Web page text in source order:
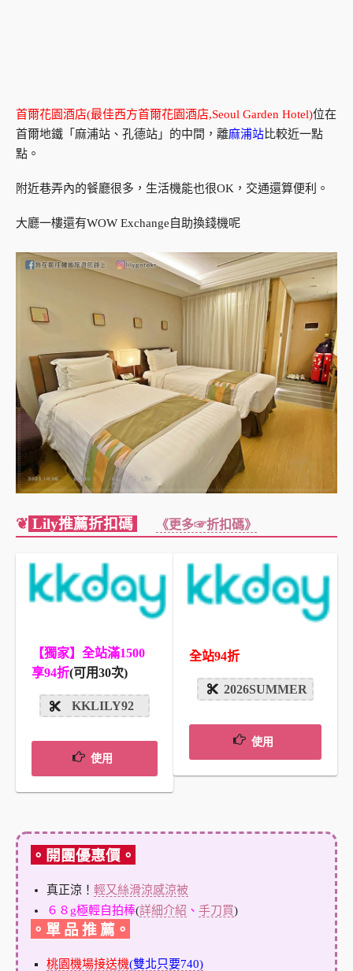
首爾花園酒店(最佳西方首爾花園酒店,Seoul Garden Hotel)位在
首爾地鐵「麻浦站、孔德站」的中間，離麻浦站比較近一點
點。
附近巷弄內的餐廳很多，生活機能也很OK，交通還算便利。
大廳一樓還有WOW Exchange自助換錢機呢
❦ Lily推薦折扣碼 《更多☞折扣碼》
【獨家】全站滿1500
享94折(可用30次)
KKLILY92
使用
全站94折
2026SUMMER
使用
。開團優惠價。
真正涼！ 輕又絲滑涼感涼被
６８g極輕自拍棒(詳細介紹 、 手刀買)
。單 品 推 薦。
桃園機場接送機(雙北只要740)